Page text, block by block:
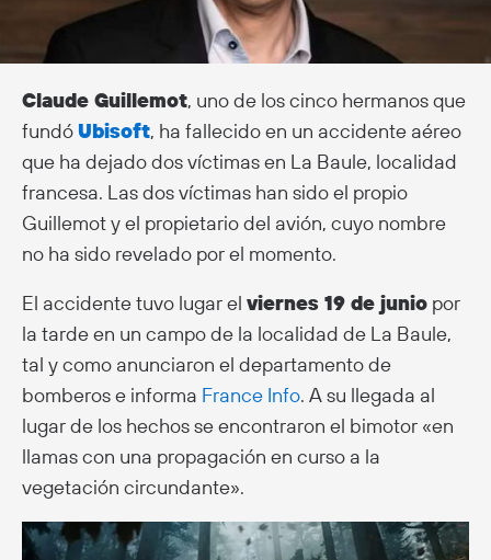
Claude Guillemot, uno de los cinco hermanos que
fundó Ubisoft, ha fallecido en un accidente aéreo
que ha dejado dos víctimas en La Baule, localidad
francesa. Las dos víctimas han sido el propio
Guillemot y el propietario del avión, cuyo nombre
no ha sido revelado por el momento.
El accidente tuvo lugar el viernes 19 de junio por
la tarde en un campo de la localidad de La Baule,
tal y como anunciaron el departamento de
bomberos e informa France Info. A su llegada al
lugar de los hechos se encontraron el bimotor «en
llamas con una propagación en curso a la
vegetación circundante».